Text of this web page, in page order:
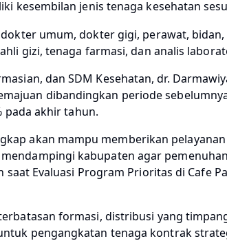
kesembilan jenis tenaga kesehatan
umum, dokter gigi, perawat,
gizi, tenaga farmasi, dan analis
dan SDM Kesehatan, dr.
dibandingkan periode
pada akhir tahun.
akan mampu memberikan
kabupaten agar
Evaluasi Program Prioritas di Cafe
formasi, distribusi yang
pengangkatan tenaga kontrak